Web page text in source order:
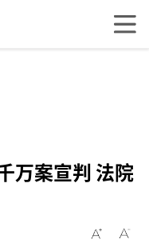
万案宣判 法院